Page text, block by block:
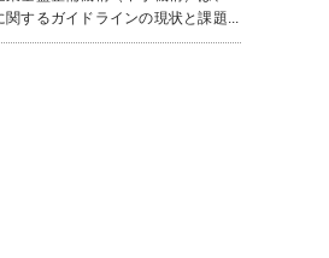
関するガイドラインの現状と課題...